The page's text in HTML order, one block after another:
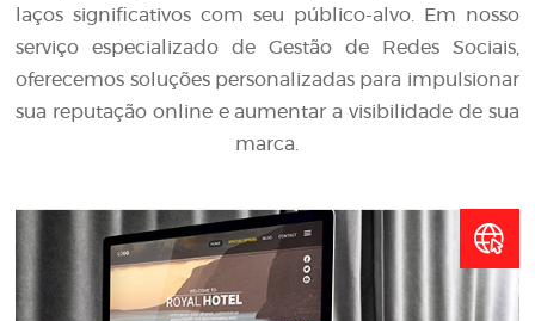
laços significativos com seu público-alvo. Em nosso
serviço especializado de Gestão de Redes Sociais,
oferecemos soluções personalizadas para impulsionar
sua reputação online e aumentar a visibilidade de sua
marca.